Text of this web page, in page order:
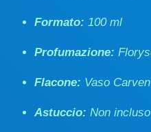
Formato: 100 ml
Profumazione:
Flacone: Vaso
Astuccio: Non incluso